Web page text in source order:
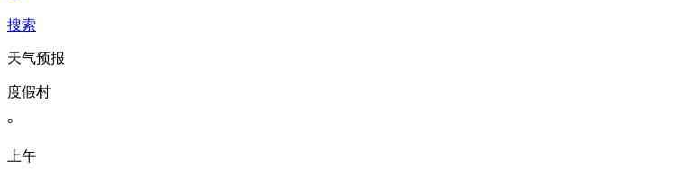
搜索
天气预报
度假村
°
上午